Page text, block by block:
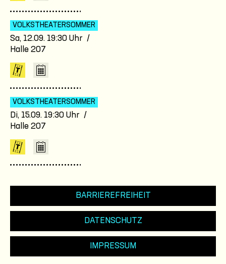
VOLKSTHEATER­SOMMER
Sa, 12.09. 19:30 Uhr /
Halle 207
VOLKSTHEATER­SOMMER
Di, 15.09. 19:30 Uhr /
Halle 207
BARRIEREFREIHEIT
DATENSCHUTZ
IMPRESSUM